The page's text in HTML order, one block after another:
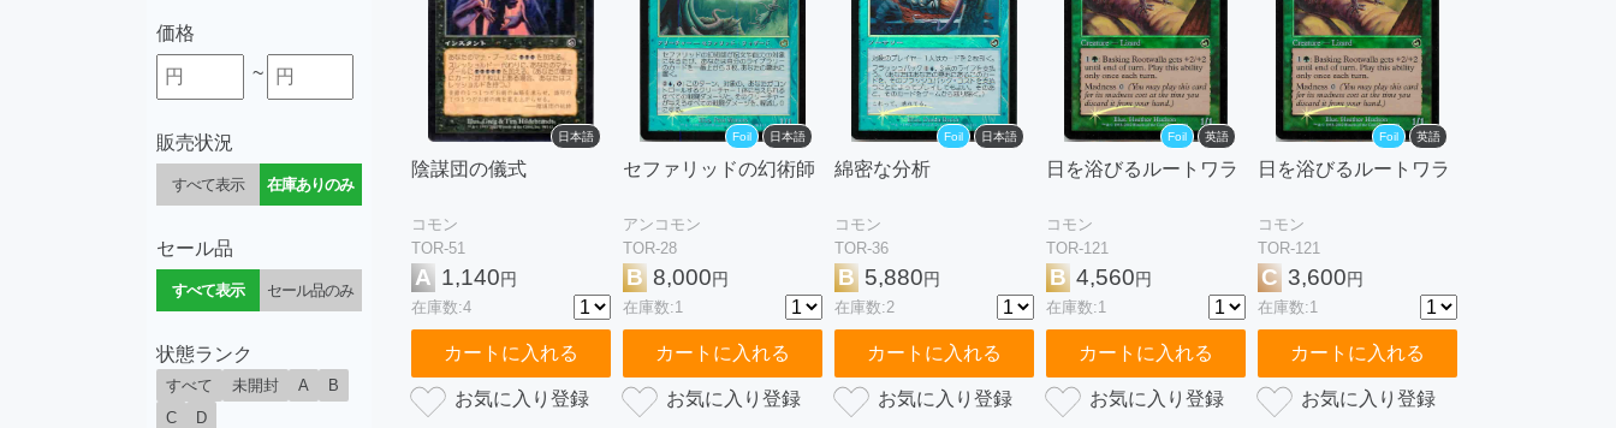
価格
~
販売状況
すべて表示 在庫ありのみ
セール品
すべて表示 セール品のみ
状態ランク
すべて 未開封 A
B
C
D
日本語
陰謀団の儀式
コモン
TOR-51
A 1,140円
在庫数:4
カートに入れる
Foil 日本語
セファリッドの幻術師
アンコモン
TOR-28
B 8,000円
在庫数:1
カートに入れる
Foil 日本語
綿密な分析
コモン
TOR-36
B 5,880円
在庫数:2
カートに入れる
Foil 英語
日を浴びるルートワラ
コモン
TOR-121
B 4,560円
在庫数:1
カートに入れる
Foil 英語
日を浴びるルートワラ
コモン
TOR-121
C 3,600円
在庫数:1
カートに入れる